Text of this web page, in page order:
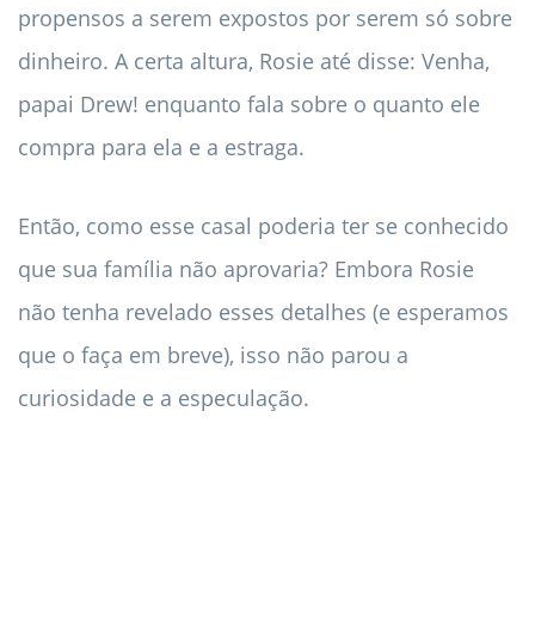
propensos a serem expostos por serem só sobre
dinheiro. A certa altura, Rosie até disse: Venha,
papai Drew! enquanto fala sobre o quanto ele
compra para ela e a estraga.
Então, como esse casal poderia ter se conhecido
que sua família não aprovaria? Embora Rosie
não tenha revelado esses detalhes (e esperamos
que o faça em breve), isso não parou a
curiosidade e a especulação.